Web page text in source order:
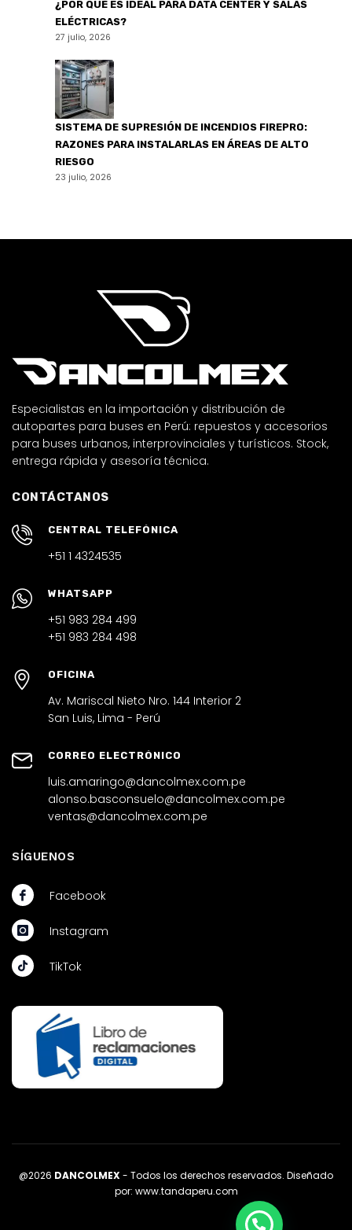
¿POR QUÉ ES IDEAL PARA DATA CENTER Y SALAS
ELÉCTRICAS?
27 julio, 2026
SISTEMA DE SUPRESIÓN DE INCENDIOS FIREPRO:
RAZONES PARA INSTALARLAS EN ÁREAS DE ALTO
RIESGO
23 julio, 2026
Especialistas en la importación y distribución de
autopartes para buses en Perú: repuestos y accesorios
para buses urbanos, interprovinciales y turísticos. Stock,
entrega rápida y asesoría técnica.
CONTÁCTANOS
CENTRAL TELEFÓNICA
+51 1 4324535
WHATSAPP
+51 983 284 499
+51 983 284 498
OFICINA
Av. Mariscal Nieto Nro. 144 Interior 2
San Luis, Lima - Perú
CORREO ELECTRÓNICO
luis.amaringo@dancolmex.com.pe
alonso.basconsuelo@dancolmex.com.pe
ventas@dancolmex.com.pe
SÍGUENOS
Facebook
Instagram
TikTok
@2026 DANCOLMEX - Todos los derechos reservados. Diseñado
por: www.tandaperu.com